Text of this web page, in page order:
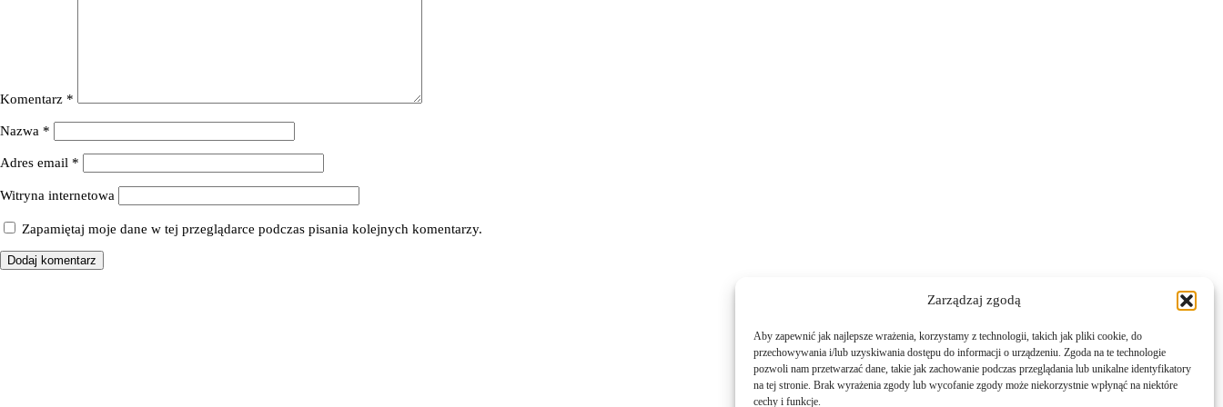
Zarządzaj zgodą
Aby zapewnić jak najlepsze wrażenia, korzystamy z technologii, takich jak pliki cookie, do
przechowywania i/lub uzyskiwania dostępu do informacji o urządzeniu. Zgoda na te technologie
pozwoli nam przetwarzać dane, takie jak zachowanie podczas przeglądania lub unikalne identyfikatory
na tej stronie. Brak wyrażenia zgody lub wycofanie zgody może niekorzystnie wpłynąć na niektóre
cechy i funkcje.
Komentarz *
Nazwa *
Adres email *
Witryna internetowa
Zapamiętaj moje dane w tej przeglądarce podczas pisania kolejnych komentarzy.